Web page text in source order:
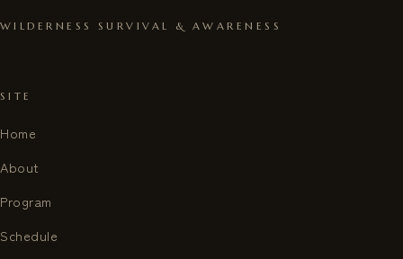
WILDERNESS SURVIVAL & AWARENESS
SITE
Home
About
Program
Schedule